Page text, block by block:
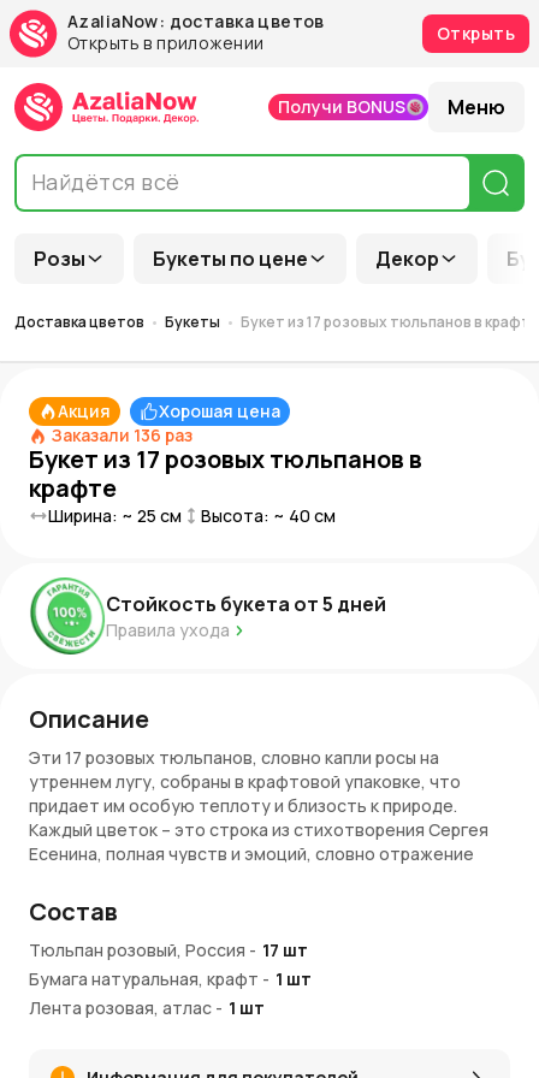
AzaliaNow: доставка цветов
Открыть в приложении
Открыть
Розы Букеты по цене Декор
Получи BONUS Меню
Доставка цветов Букеты Букет из 17 розовых тюльпанов в крафте
Акция
Хорошая цена
Заказали 136 раз
Букет из 17 розовых тюльпанов в
крафте
Ширина: ~ 25 см Высота: ~ 40 см
Стойкость букета от5 дней
Правила ухода
Описание
Эти 17 розовых тюльпанов, словно капли росы на
утреннем лугу, собраны в крафтовой упаковке, что
придает им особую теплоту и близость к природе.
Каждый цветок – это строка из стихотворения Сергея
Есенина, полная чувств и эмоций, словно отражение
Почему выбирают нас:
Мы знаем, что красота – это не просто качественно
оформленный букет, а состояние души.
Каждая наша копозиция создается с любовью и
Состав
Тюльпан розовый, Россия - 17 шт
Бумага натуральная, крафт - 1 шт
Лента розовая, атлас - 1 шт